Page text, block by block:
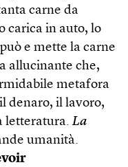
carne da
carica in auto, lo
e mette la carne
allucinante che,
metafora
denaro, il lavoro,
letteratura. La
umanità.